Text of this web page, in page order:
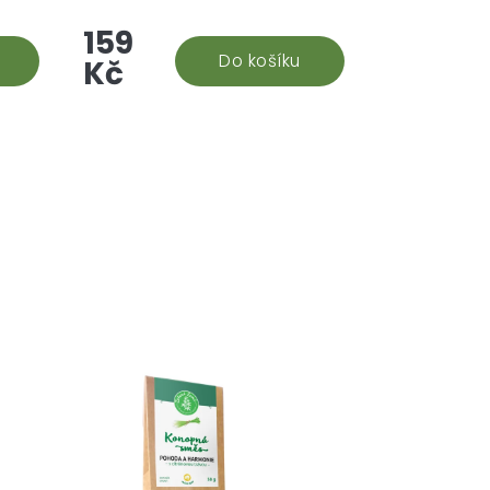
159
Kč Do košíku
chvíle relaxace a uvolnění. Toto
unikátní konopí vám pomůže
navodit stav...